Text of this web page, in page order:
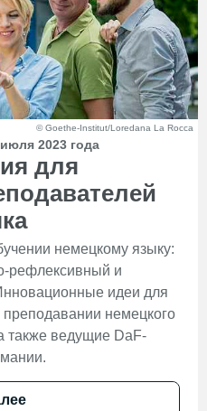
© Goethe-Institut/Loredana La Rocca
2023 года
для
немецкому языку:
рефлексивный и
идеи для
немецкого
также ведущие DaF-